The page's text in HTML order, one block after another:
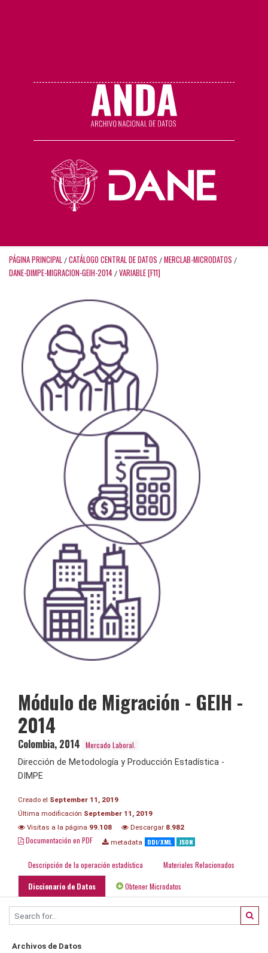
PÁGINA PRINCIPAL / CATÁLOGO CENTRAL DE DATOS / MERCLAB-MICRODATOS /
DANE-DIMPE-MIGRACION-GEIH-2014 / VARIABLE [F11]
Módulo de Migración - GEIH -
2014
Colombia, 2014 Mercado Laboral.
Dirección de Metodología y Producción Estadística -
DIMPE
Creado el September 11, 2019
Última modificación September 11, 2019
Visitas a la página 99.108 Descargar 8.982
Documentación en PDF metadata DDI/XML JSON
Descripción de la operación estadística Materiales Relacionados
Diccionario de Datos Obtener Microdatos
Archivos de Datos